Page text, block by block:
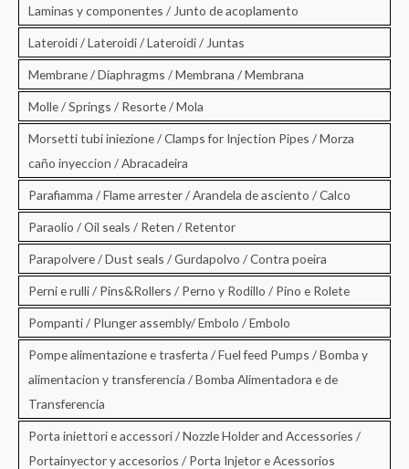
Laminas y componentes / Junto de acoplamento
Lateroidi / Lateroidi / Lateroidi / Juntas
Membrane / Diaphragms / Membrana / Membrana
Molle / Springs / Resorte / Mola
Morsetti tubi iniezione / Clamps for Injection Pipes / Morza
caño inyeccion / Abracadeira
Parafiamma / Flame arrester / Arandela de asciento / Calco
Paraolio / Oil seals / Reten / Retentor
Parapolvere / Dust seals / Gurdapolvo / Contra poeira
Perni e rulli / Pins&Rollers / Perno y Rodillo / Pino e Rolete
Pompanti / Plunger assembly/ Embolo / Embolo
Pompe alimentazione e trasferta / Fuel feed Pumps / Bomba y
alimentacion y transferencia / Bomba Alimentadora e de
Transferencia
Porta iniettori e accessori / Nozzle Holder and Accessories /
Portainyector y accesorios / Porta Injetor e Acessorios